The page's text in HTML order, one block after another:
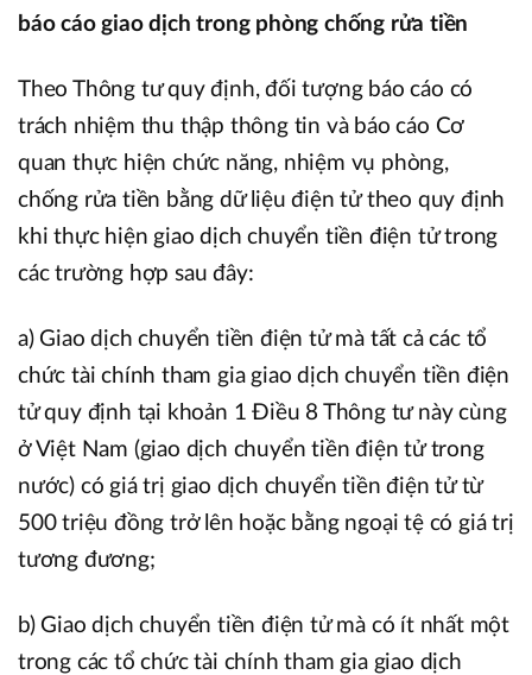
báo cáo giao dịch trong phòng chống rửa tiền
Theo Thông tư quy định, đối tượng báo cáo có
trách nhiệm thu thập thông tin và báo cáo Cơ
quan thực hiện chức năng, nhiệm vụ phòng,
chống rửa tiền bằng dữ liệu điện tử theo quy định
khi thực hiện giao dịch chuyển tiền điện tử trong
các trường hợp sau đây:
a) Giao dịch chuyển tiền điện tử mà tất cả các tổ
chức tài chính tham gia giao dịch chuyển tiền điện
tử quy định tại khoản 1 Điều 8 Thông tư này cùng
ở Việt Nam (giao dịch chuyển tiền điện tử trong
nước) có giá trị giao dịch chuyển tiền điện tử từ
500 triệu đồng trở lên hoặc bằng ngoại tệ có giá trị
tương đương;
b) Giao dịch chuyển tiền điện tử mà có ít nhất một
trong các tổ chức tài chính tham gia giao dịch